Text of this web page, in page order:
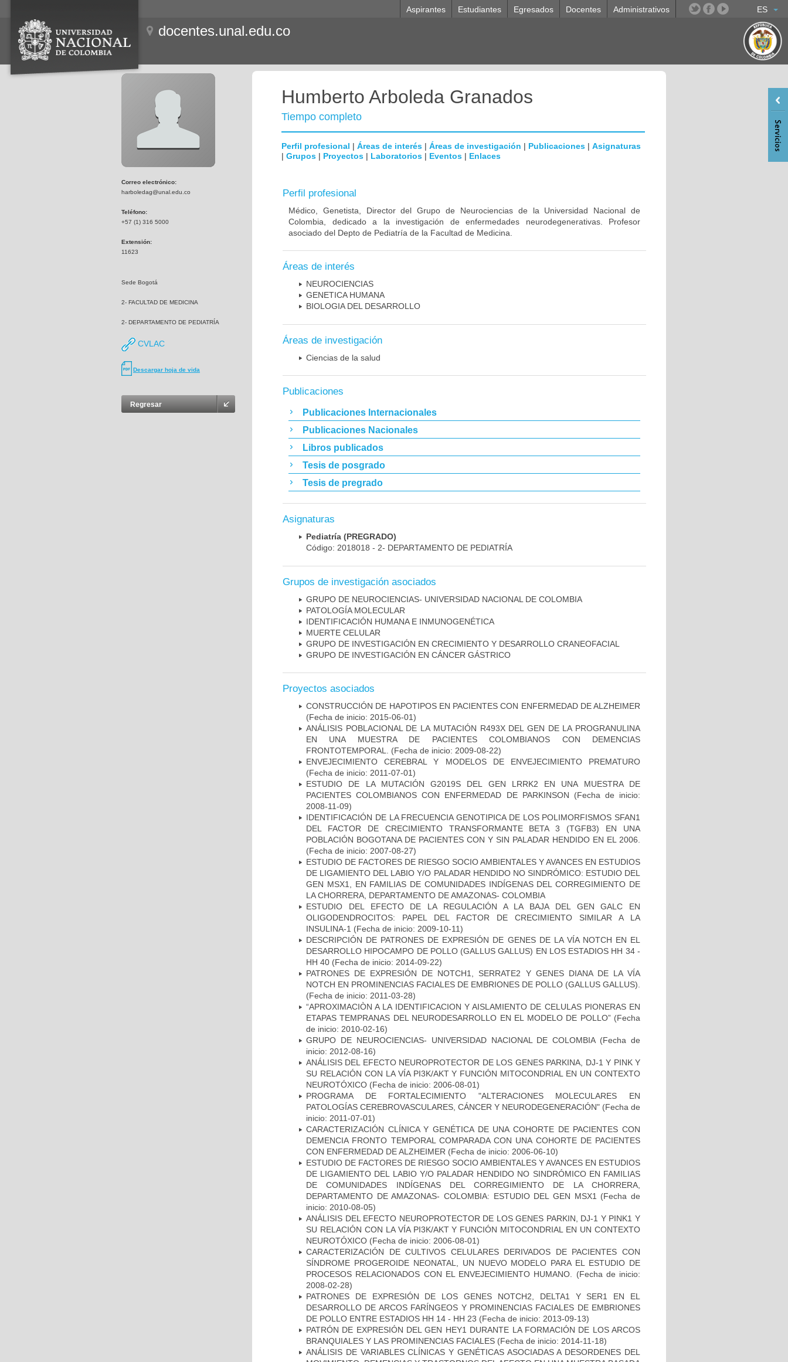
ES
Aspirantes Estudiantes Egresados Docentes Administrativos
docentes.unal.edu.co
Correo electrónico:
harboledag@unal.edu.co
Teléfono:
+57 (1) 316 5000
Extensión:
11623
Sede Bogotá
2- FACULTAD DE MEDICINA
2- DEPARTAMENTO DE PEDIATRÍA
CVLAC
Descargar hoja de vida
Regresar
Humberto Arboleda Granados
Tiempo completo
Perfil profesional | Áreas de interés | Áreas de investigación | Publicaciones | Asignaturas
| Grupos | Proyectos | Laboratorios | Eventos | Enlaces
Perfil profesional
Médico, Genetista, Director del Grupo de Neurociencias de la Universidad Nacional de
Colombia, dedicado a la investigación de enfermedades neurodegenerativas. Profesor
asociado del Depto de Pediatría de la Facultad de Medicina.
Áreas de interés
NEUROCIENCIAS
GENETICA HUMANA
BIOLOGIA DEL DESARROLLO
Áreas de investigación
Ciencias de la salud
Publicaciones
Publicaciones Internacionales
Publicaciones Nacionales
Libros publicados
Tesis de posgrado
Tesis de pregrado
Asignaturas
Pediatría (PREGRADO)
Código: 2018018 - 2- DEPARTAMENTO DE PEDIATRÍA
Grupos de investigación asociados
GRUPO DE NEUROCIENCIAS- UNIVERSIDAD NACIONAL DE COLOMBIA
PATOLOGÍA MOLECULAR
IDENTIFICACIÓN HUMANA E INMUNOGENÉTICA
MUERTE CELULAR
GRUPO DE INVESTIGACIÓN EN CRECIMIENTO Y DESARROLLO CRANEOFACIAL
GRUPO DE INVESTIGACIÓN EN CÁNCER GÁSTRICO
Proyectos asociados
CONSTRUCCIÓN DE HAPOTIPOS EN PACIENTES CON ENFERMEDAD DE ALZHEIMER
(Fecha de inicio: 2015-06-01)
ANÁLISIS POBLACIONAL DE LA MUTACIÓN R493X DEL GEN DE LA PROGRANULINA
EN UNA MUESTRA DE PACIENTES COLOMBIANOS CON DEMENCIAS
FRONTOTEMPORAL.
(Fecha de inicio: 2009-08-22)
ENVEJECIMIENTO CEREBRAL Y MODELOS DE ENVEJECIMIENTO PREMATURO
(Fecha de inicio: 2011-07-01)
ESTUDIO DE LA MUTACIÓN G2019S DEL GEN LRRK2 EN UNA MUESTRA DE
PACIENTES COLOMBIANOS CON ENFERMEDAD DE PARKINSON (Fecha de inicio:
2008-11-09)
IDENTIFICACIÓN DE LA FRECUENCIA GENOTIPICA DE LOS POLIMORFISMOS SFAN1
DEL FACTOR DE CRECIMIENTO TRANSFORMANTE BETA 3 (TGFB3) EN UNA
POBLACIÓN BOGOTANA DE PACIENTES CON Y SIN PALADAR HENDIDO EN EL 2006.
(Fecha de inicio: 2007-08-27)
ESTUDIO DE FACTORES DE RIESGO SOCIO AMBIENTALES Y AVANCES EN ESTUDIOS
DE LIGAMIENTO DEL LABIO Y/O PALADAR HENDIDO NO SINDRÓMICO: ESTUDIO DEL
GEN MSX1, EN FAMILIAS DE COMUNIDADES INDÍGENAS DEL CORREGIMIENTO DE
LA CHORRERA, DEPARTAMENTO DE AMAZONAS- COLOMBIA
ESTUDIO DEL EFECTO DE LA REGULACIÓN A LA BAJA DEL GEN GALC EN
OLIGODENDROCITOS: PAPEL DEL FACTOR DE CRECIMIENTO SIMILAR A LA
INSULINA-1 (Fecha de inicio: 2009-10-11)
DESCRIPCIÓN DE PATRONES DE EXPRESIÓN DE GENES DE LA VÍA NOTCH EN EL
DESARROLLO HIPOCAMPO DE POLLO (GALLUS GALLUS) EN LOS ESTADIOS HH 34 -
HH 40 (Fecha de inicio: 2014-09-22)
PATRONES DE EXPRESIÓN DE NOTCH1, SERRATE2 Y GENES DIANA DE LA VÍA
NOTCH EN PROMINENCIAS FACIALES DE EMBRIONES DE POLLO (GALLUS GALLUS).
(Fecha de inicio: 2011-03-28)
“APROXIMACIÒN A LA IDENTIFICACION Y AISLAMIENTO DE CELULAS PIONERAS EN
ETAPAS TEMPRANAS DEL NEURODESARROLLO EN EL MODELO DE POLLO”(Fecha
de inicio: 2010-02-16)
GRUPO DE NEUROCIENCIAS- UNIVERSIDAD NACIONAL DE COLOMBIA(Fecha de
inicio: 2012-08-16)
ANÁLISIS DEL EFECTO NEUROPROTECTOR DE LOS GENES PARKINA, DJ-1 Y PINK Y
SU RELACIÓN CON LA VÍA PI3K/AKT Y FUNCIÓN MITOCONDRIAL EN UN CONTEXTO
NEUROTÓXICO (Fecha de inicio: 2006-08-01)
PROGRAMA DE FORTALECIMIENTO "ALTERACIONES MOLECULARES EN
PATOLOGÍAS CEREBROVASCULARES, CÁNCER Y NEURODEGENERACIÓN" (Fecha de
inicio: 2011-07-01)
CARACTERIZACIÓN CLÍNICA Y GENÉTICA DE UNA COHORTE DE PACIENTES CON
DEMENCIA FRONTO TEMPORAL COMPARADA CON UNA COHORTE DE PACIENTES
CON ENFERMEDAD DE ALZHEIMER (Fecha de inicio: 2006-06-10)
ESTUDIO DE FACTORES DE RIESGO SOCIO AMBIENTALES Y AVANCES EN ESTUDIOS
DE LIGAMIENTO DEL LABIO Y/O PALADAR HENDIDO NO SINDRÓMICO EN FAMILIAS
DE COMUNIDADES INDÍGENAS DEL CORREGIMIENTO DE LA CHORRERA,
DEPARTAMENTO DE AMAZONAS- COLOMBIA: ESTUDIO DEL GEN MSX1
(Fecha de
inicio: 2010-08-05)
ANÁLISIS DEL EFECTO NEUROPROTECTOR DE LOS GENES PARKIN, DJ-1 Y PINK1 Y
SU RELACIÓN CON LA VÍA PI3K/AKT Y FUNCIÓN MITOCONDRIAL EN UN CONTEXTO
NEUROTÓXICO (Fecha de inicio: 2006-08-01)
CARACTERIZACIÓN DE CULTIVOS CELULARES DERIVADOS DE PACIENTES CON
SÍNDROME PROGEROIDE NEONATAL, UN NUEVO MODELO PARA EL ESTUDIO DE
PROCESOS RELACIONADOS CON EL ENVEJECIMIENTO HUMANO.
(Fecha de inicio:
2008-02-28)
PATRONES DE EXPRESIÓN DE LOS GENES NOTCH2, DELTA1 Y SER1 EN EL
DESARROLLO DE ARCOS FARÍNGEOS Y PROMINENCIAS FACIALES DE EMBRIONES
DE POLLO ENTRE ESTADIOS HH 14 - HH 23 (Fecha de inicio: 2013-09-13)
PATRÓN DE EXPRESIÓN DEL GEN HEY1 DURANTE LA FORMACIÓN DE LOS ARCOS
BRANQUIALES Y LAS PROMINENCIAS FACIALES (Fecha de inicio: 2014-11-18)
ANÁLISIS DE VARIABLES CLÍNICAS Y GENÉTICAS ASOCIADAS A DESORDENES DEL